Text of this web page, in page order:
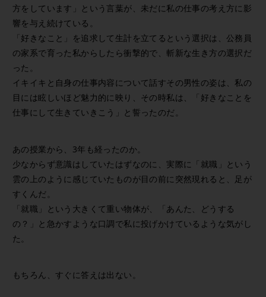
方をしています」という言葉が、未だに私の仕事の考え方に影
響を与え続けている。
「好きなこと」を追求して生計を立てるという選択は、公務員
の家系で育った私からしたら衝撃的で、斬新な生き方の選択だ
った。
イキイキと自身の仕事内容について話すその男性の姿は、私の
目には眩しいほど魅力的に映り、その時私は、「好きなことを
仕事にして生きていきこう」と誓ったのだ。
あの授業から、3年も経ったのか。
少なからず意識はしていたはずなのに、実際に「就職」という
雲の上のように感じていたものが目の前に突然現れると、足が
すくんだ。
「就職」という大きくて重い物体が、「あんた、どうする
の？」と急かすような口調で私に投げかけているような気がし
た。
もちろん、すぐに答えは出ない。